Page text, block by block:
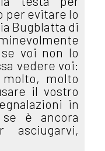
per evitare lo
Bugblatta di
voi non lo
vedere voi:
molto
il vostro
in
è ancora
asciugarvi,